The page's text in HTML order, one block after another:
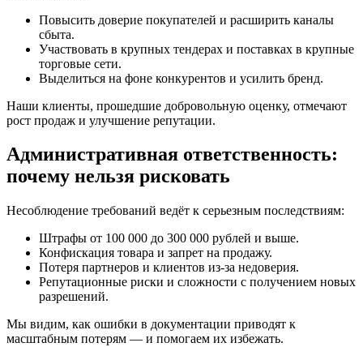
Повысить доверие покупателей и расширить каналы
сбыта.
Участвовать в крупных тендерах и поставках в крупные
торговые сети.
Выделиться на фоне конкурентов и усилить бренд.
Наши клиенты, прошедшие добровольную оценку, отмечают
рост продаж и улучшение репутации.
Административная ответственность:
почему нельзя рисковать
Несоблюдение требований ведёт к серьезным последствиям:
Штрафы от 100 000 до 300 000 рублей и выше.
Конфискация товара и запрет на продажу.
Потеря партнеров и клиентов из-за недоверия.
Репутационные риски и сложности с получением новых
разрешений.
Мы видим, как ошибки в документации приводят к
масштабным потерям — и помогаем их избежать.